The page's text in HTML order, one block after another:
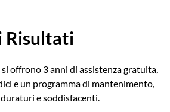
Risultati
offrono 3 anni di assistenza gratuita,
e un programma di mantenimento,
e soddisfacenti.